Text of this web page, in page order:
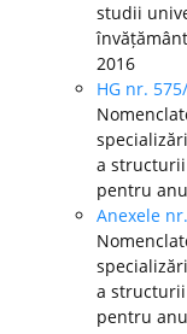
studii
2016
HG nr.
a
pentru
Anexele
a
pentru